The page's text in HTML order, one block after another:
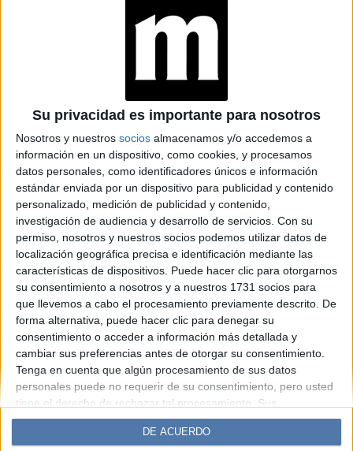
Su privacidad es importante para nosotros
Nosotros y nuestros socios almacenamos y/o accedemos a
información en un dispositivo, como cookies, y procesamos
datos personales, como identificadores únicos e información
estándar enviada por un dispositivo para publicidad y contenido
personalizado, medición de publicidad y contenido,
investigación de audiencia y desarrollo de servicios. Con su
permiso, nosotros y nuestros socios podemos utilizar datos de
localización geográfica precisa e identificación mediante las
características de dispositivos. Puede hacer clic para otorgarnos
su consentimiento a nosotros y a nuestros 1731 socios para
que llevemos a cabo el procesamiento previamente descrito. De
forma alternativa, puede hacer clic para denegar su
consentimiento o acceder a información más detallada y
cambiar sus preferencias antes de otorgar su consentimiento.
Tenga en cuenta que algún procesamiento de sus datos
personales puede no requerir de su consentimiento, pero usted
tiene el derecho de rechazar tal procesamiento. Sus
preferencias se aplicarán solo a este sitio web. Puede cambiar
sus preferencias o retirar su consentimiento en cualquier
DE ACUERDO
Fendi redefine la modernidad
con una colección que
equilibra funcionalidad y
sofisticación
Espacio Publicitario
Diario Perfil Caras Noticias
Fortuna
Hombre
Weekend Parabrisas
Supercampo
Lunateen